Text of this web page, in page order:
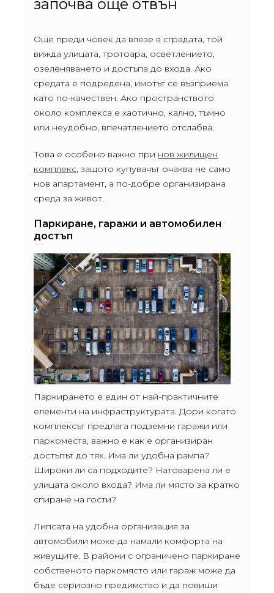
започва още отвън
Още преди човек да влезе в сградата, той
вижда улицата, тротоара, осветлението,
озеленяването и достъпа до входа. Ако
средата е подредена, имотът се възприема
като по-качествен. Ако пространството
около комплекса е хаотично, кално, тъмно
или неудобно, впечатлението отслабва.
Това е особено важно при нов жилищен
комплекс , защото купувачът очаква не само
нов апартамент, а по-добре организирана
среда за живот.
Паркиране, гаражи и автомобилен
достъп
Паркирането е един от най-практичните
елементи на инфраструктурата. Дори когато
комплексът предлага подземни гаражи или
паркоместа, важно е как е организиран
достъпът до тях. Има ли удобна рампа?
Широки ли са подходите? Натоварена ли е
улицата около входа? Има ли място за кратко
спиране на гости?
Липсата на удобна организация за
автомобили може да намали комфорта на
живущите. В райони с ограничено паркиране
собственото паркомясто или гараж може да
бъде сериозно предимство и да повиши